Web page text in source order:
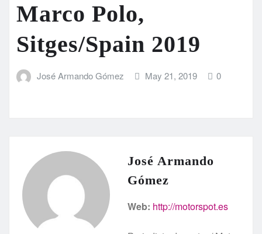
Marco Polo,
Sitges/Spain 2019
José Armando Gómez May 21, 2019 0
José Armando
Gómez
Web: http://motorspot.es